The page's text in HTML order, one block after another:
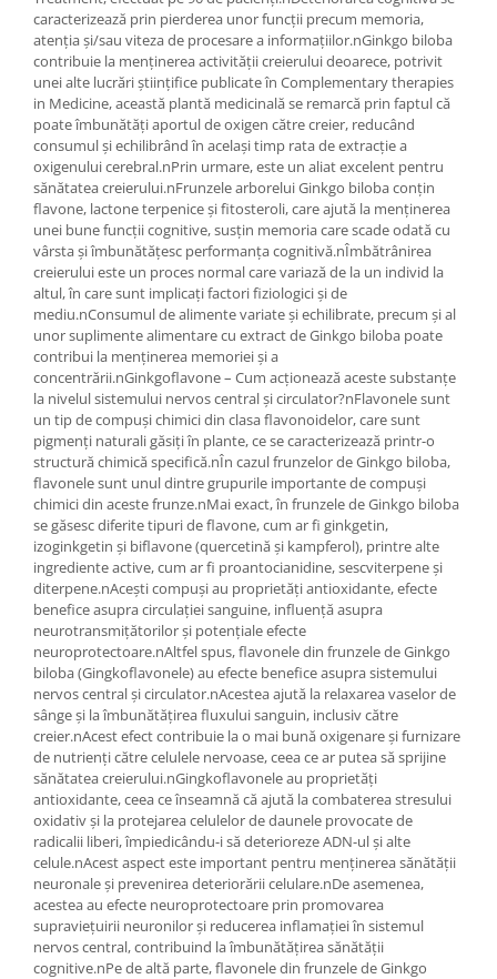
caracterizează prin pierderea unor funcții precum memoria,
atenția și/sau viteza de procesare a informațiilor.nGinkgo biloba
contribuie la menținerea activității creierului deoarece, potrivit
unei alte lucrări științifice publicate în Complementary therapies
in Medicine, această plantă medicinală se remarcă prin faptul că
poate îmbunătăți aportul de oxigen către creier, reducând
consumul și echilibrând în același timp rata de extracție a
oxigenului cerebral.nPrin urmare, este un aliat excelent pentru
sănătatea creierului.nFrunzele arborelui Ginkgo biloba conțin
flavone, lactone terpenice și fitosteroli, care ajută la menținerea
unei bune funcții cognitive, susțin memoria care scade odată cu
vârsta și îmbunătățesc performanța cognitivă.nÎmbătrânirea
creierului este un proces normal care variază de la un individ la
altul, în care sunt implicați factori fiziologici și de
mediu.nConsumul de alimente variate și echilibrate, precum și al
unor suplimente alimentare cu extract de Ginkgo biloba poate
contribui la menținerea memoriei și a
concentrării.nGinkgoflavone – Cum acționează aceste substanțe
la nivelul sistemului nervos central și circulator?nFlavonele sunt
un tip de compuși chimici din clasa flavonoidelor, care sunt
pigmenți naturali găsiți în plante, ce se caracterizează printr-o
structură chimică specifică.nÎn cazul frunzelor de Ginkgo biloba,
flavonele sunt unul dintre grupurile importante de compuși
chimici din aceste frunze.nMai exact, în frunzele de Ginkgo biloba
se găsesc diferite tipuri de flavone, cum ar fi ginkgetin,
izoginkgetin și biflavone (quercetină și kampferol), printre alte
ingrediente active, cum ar fi proantocianidine, sescviterpene și
diterpene.nAcești compuși au proprietăți antioxidante, efecte
benefice asupra circulației sanguine, influență asupra
neurotransmițătorilor și potențiale efecte
neuroprotectoare.nAltfel spus, flavonele din frunzele de Ginkgo
biloba (Gingkoflavonele) au efecte benefice asupra sistemului
nervos central și circulator.nAcestea ajută la relaxarea vaselor de
sânge și la îmbunătățirea fluxului sanguin, inclusiv către
creier.nAcest efect contribuie la o mai bună oxigenare și furnizare
de nutrienți către celulele nervoase, ceea ce ar putea să sprijine
sănătatea creierului.nGingkoflavonele au proprietăți
antioxidante, ceea ce înseamnă că ajută la combaterea stresului
oxidativ și la protejarea celulelor de daunele provocate de
radicalii liberi, împiedicându-i să deterioreze ADN-ul și alte
celule.nAcest aspect este important pentru menținerea sănătății
neuronale și prevenirea deteriorării celulare.nDe asemenea,
acestea au efecte neuroprotectoare prin promovarea
supraviețuirii neuronilor și reducerea inflamației în sistemul
nervos central, contribuind la îmbunătățirea sănătății
cognitive.nPe de altă parte, flavonele din frunzele de Ginkgo